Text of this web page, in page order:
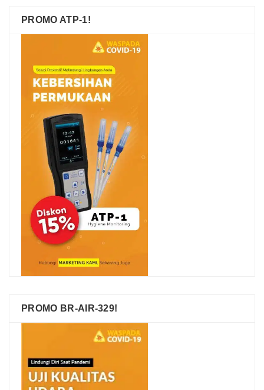
PROMO ATP-1!
PROMO BR-AIR-329!